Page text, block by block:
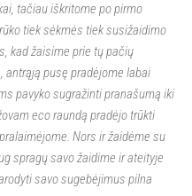
tačiau iškritome po pirmo
tiek sėkmės tiek susižaidimo
kad žaisime prie tų pačių
antrąją pusę pradėjome labai
pavyko sugražinti pranašumą iki
eco raundą pradėjo trūkti
Nors ir žaidėme su
spragų savo žaidime ir ateityje
savo sugebėjimus pilna